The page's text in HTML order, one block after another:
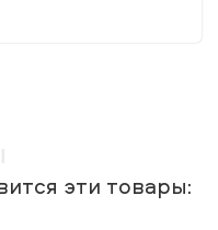
эти товары: